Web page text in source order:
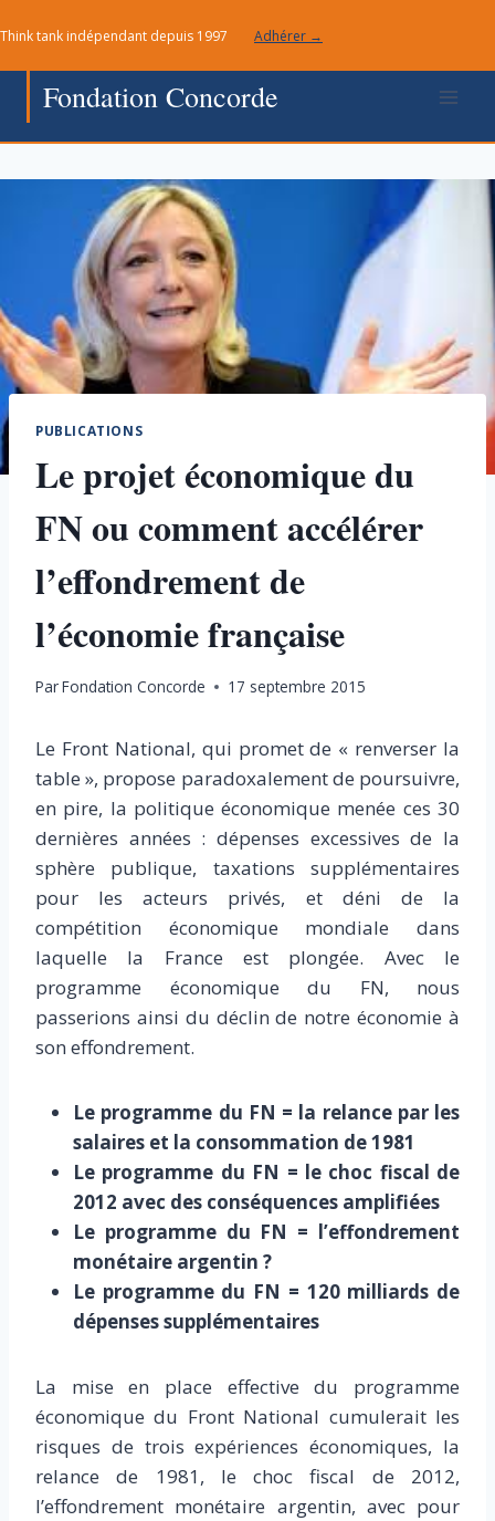
au
contenu
Think tank indépendant depuis 1997 Adhérer →
Fondation Concorde
PUBLICATIONS
Le projet économique du
FN ou comment accélérer
l’effondrement de
l’économie française
ParFondation Concorde 17 septembre 2015
Le Front National, qui promet de « renverser la
table », propose paradoxalement de poursuivre,
en pire, la politique économique menée ces 30
dernières années : dépenses excessives de la
sphère publique, taxations supplémentaires
pour les acteurs privés, et déni de la
compétition économique mondiale dans
laquelle la France est plongée. Avec le
programme économique du FN, nous
passerions ainsi du déclin de notre économie à
son effondrement.
Le programme du FN = la relance par les
salaires et la consommation de 1981
Le programme du FN = le choc fiscal de
2012 avec des conséquences amplifiées
Le programme du FN = l’effondrement
monétaire argentin ?
Le programme du FN = 120 milliards de
dépenses supplémentaires
La mise en place effective du programme
économique du Front National cumulerait les
risques de trois expériences économiques, la
relance de 1981, le choc fiscal de 2012,
l’effondrement monétaire argentin, avec pour